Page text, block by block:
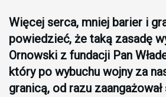
Więcej serca, mniej barier i
powiedzieć, że taką zasadę
Ornowski z fundacji Pan
który po wybuchu wojny za
granicą, od razu